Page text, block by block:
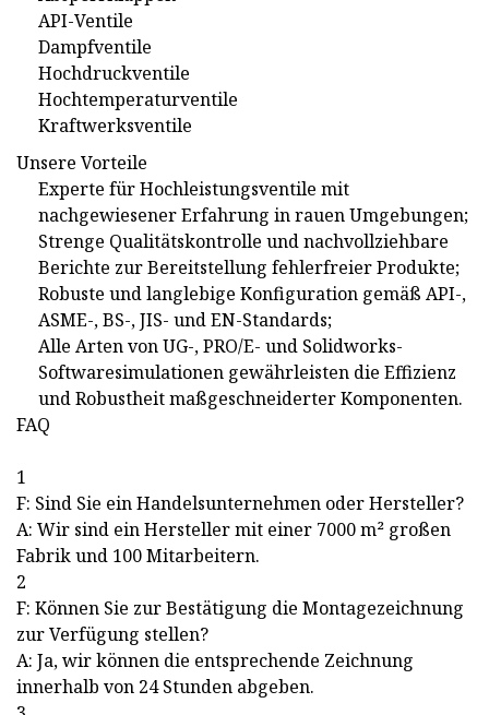
API-Ventile
Dampfventile
Hochdruckventile
Hochtemperaturventile
Kraftwerksventile
Unsere Vorteile
Experte für Hochleistungsventile mit
nachgewiesener Erfahrung in rauen Umgebungen;
Strenge Qualitätskontrolle und nachvollziehbare
Berichte zur Bereitstellung fehlerfreier Produkte;
Robuste und langlebige Konfiguration gemäß API-,
ASME-, BS-, JIS- und EN-Standards;
Alle Arten von UG-, PRO/E- und Solidworks-
Softwaresimulationen gewährleisten die Effizienz
und Robustheit maßgeschneiderter Komponenten.
FAQ
1
F: Sind Sie ein Handelsunternehmen oder Hersteller?
A: Wir sind ein Hersteller mit einer 7000 m² großen
Fabrik und 100 Mitarbeitern.
2
F: Können Sie zur Bestätigung die Montagezeichnung
zur Verfügung stellen?
A: Ja, wir können die entsprechende Zeichnung
innerhalb von 24 Stunden abgeben.